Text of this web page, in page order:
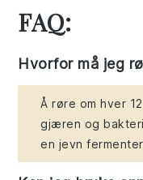
FAQ:
Hvorfor må jeg
Å røre om hver
gjæren og
en jevn